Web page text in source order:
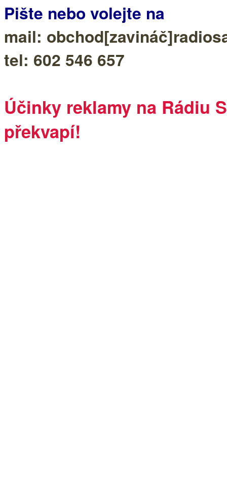
Pište nebo volejte na
mail:
tel: 602 546 657
Účinky reklamy na Rádiu
překvapí!